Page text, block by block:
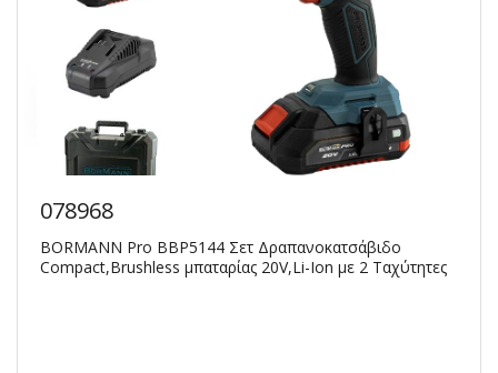
078968
BORMANN Pro BBP5144 Σετ Δραπανοκατσάβιδο
Compact,Brushless μπαταρίας 20V,Li-Ion με 2 Ταχύτητες